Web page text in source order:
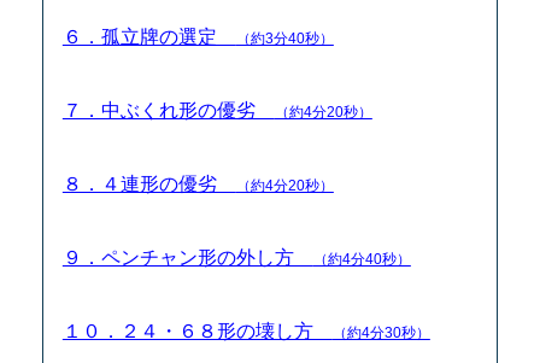
６．孤立牌の選定 （約3分40秒）
７．中ぶくれ形の優劣 （約4分20秒）
８．４連形の優劣 （約4分20秒）
９．ペンチャン形の外し方 （約4分40秒）
１０．２４・６８形の壊し方 （約4分30秒）